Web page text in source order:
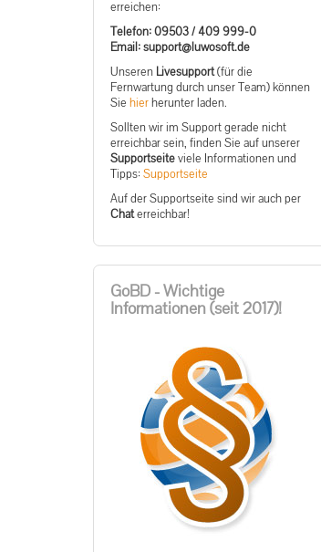
erreichen:
Telefon: 09503 / 409 999-0
ed.tfosowul@troppus :liamE
Unseren Livesupport(für die
Fernwartung durch unser Team) können
Sie hier herunter laden.
Sollten wir im Support gerade nicht
erreichbar sein, finden Sie auf unserer
Supportseiteviele Informationen und
Tipps: Supportseite
Auf der Supportseite sind wir auch per
Chaterreichbar!
GoBD - Wichtige
Informationen (seit 2017)!